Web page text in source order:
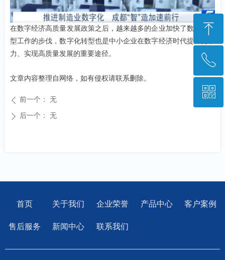
在数字经济高质量发展政策之后，越来越多的企业加快了数字化转
型工作的步伐，数字化转型也是中小企业在数字经济时代提升竞争
力、实现高质量发展的重要途径。
文章内容整理自网络，如有侵权请联系删除。
ꄴ 前一个： 无
ꄲ 后一个： 无
首页 关于我们 产品中心 客户案例
售后服务 新闻中心 联系我们
企业荣誉
ꁸ
回到顶部
ꂅ
028-85223948
ꀥ